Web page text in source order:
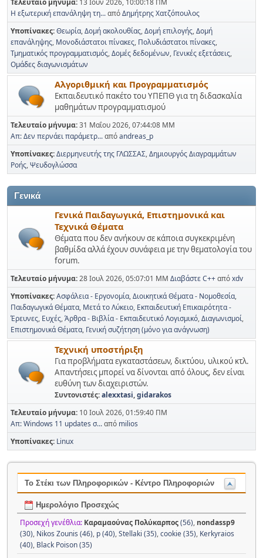
Τελευταίο μήνυμα: 13 Ιουν 2026, 10:00:18 ΠΜ
Η εξωτερική επανάληψη τη...απόΔημήτρης Χατζόπουλος
Υποπίνακες Θεωρία Δομή ακολουθίας Δομή επιλογής Δομή
επανάληψης Μονοδιάστατοι πίνακες Πολυδιάστατοι πίνακες
Τμηματικός προγραμματισμός Δομές δεδομένων Γενικές εξετάσεις
Ομάδες διαγωνισμάτων
Αλγοριθμική και Προγραμματισμός
Εκπαιδευτικό πακέτο του ΥΠΕΠΘ για τη διδασκαλία
μαθημάτων προγραμματισμού
Τελευταίο μήνυμα:31 Μαΐου 2026, 07:44:08 ΜΜ
Απ: Δεν περνάει παράμετρ...απόandreas_p
Υποπίνακες Διερμηνευτής της ΓΛΩΣΣΑΣ Δημιουργός Διαγραμμάτων
Ροής Ψευδογλώσσα
Γενικά
Γενικά Παιδαγωγικά, Επιστημονικά και
Τεχνικά Θέματα
Θέματα που δεν ανήκουν σε κάποια συγκεκριμένη
βαθμίδα αλλά έχουν συνάφεια με την θεματολογία του
forum.
Τελευταίο μήνυμα:28 Ιουλ 2026, 05:07:01 ΜΜ Διαβάστε C++απόxdv
Υποπίνακες Ασφάλεια - Εργονομία Διοικητικά Θέματα - Νομοθεσία
Παιδαγωγικά Θέματα Μετά το Λύκειο Εκπαιδευτική Επικαιρότητα -
Έρευνες Ευχές Άρθρα - Βιβλία - Εκπαιδευτικό Λογισμικό Διαγωνισμοί
Επιστημονικά Θέματα Γενική συζήτηση (μόνο για ανάγνωση)
Τεχνική υποστήριξη
Για προβλήματα εγκαταστάσεων, δικτύου, υλικού κτλ.
Απαντήσεις μπορεί να δίνονται από όλους, δεν είναι
ευθύνη των διαχειριστών.
Συντονιστές:alexxtasi,gidarakos
Τελευταίο μήνυμα: 10 Ιουλ 2026, 01:59:40 ΠΜ
Απ: Windows 11 updates σ...από milios
Υποπίνακες Linux
Το Στέκι των Πληροφορικών - Κέντρο Πληροφοριών
Ημερολόγιο Προσεχώς
Προσεχή γενέθλια: Καραμαούνας Πολύκαρπος(56), nondassp9
(30), Nikos Zounis (46), p (40),Stellaki (35),cookie (35), Kerkyraios
(40), Black Poison (35)